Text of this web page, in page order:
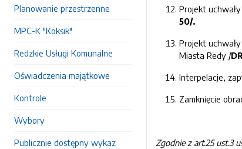
Planowanie przestrzenne
MPC-K "Koksik"
Redzkie Usługi Komunalne
Oświadczenia majątkowe
Kontrole
Wybory
Publicznie dostępny wykaz
Projekt
50/.
Projekt
Miasta Redy /
Interpelacje,
Zamknięcie
Zgodnie z art.25 ust.3